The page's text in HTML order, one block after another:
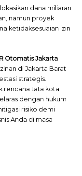
dana miliaran
namun proyek
ketidaksesuaian izin
Otomatis Jakarta
di Jakarta Barat
strategis.
rencana tata kota
dengan hukum
risiko demi
Anda di masa